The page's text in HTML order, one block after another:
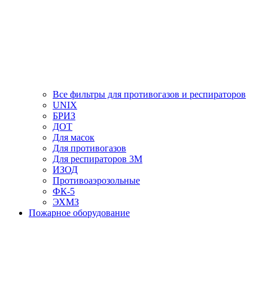
Все фильтры для противогазов и респираторов
UNIX
БРИЗ
ДОТ
Для масок
Для противогазов
Для респираторов 3М
ИЗОД
Противоаэрозольные
ФК-5
ЭХМЗ
Пожарное оборудование